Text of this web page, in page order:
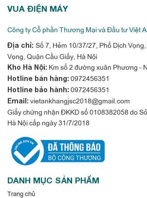
VUA ĐIỆN MÁY
Công ty Cổ phần Thương Mại và Đầu tư Việt
Địa chỉ: Số 7, Hẻm 10/37/27, Phố Dịch
Vọng, Quận Cầu Giấy, Hà Nội
Kho Hà Nội: Km số 2 đường xuân Phương -
Hotline bán hàng: 0972456351
Hotline bảo hành: 0972456351
Email: vietankhangjsc2018@gmail.com
Giấy chứng nhận ĐKKD số 0108382058 do
Hà Nội cấp ngày 31/7/2018
DANH MỤC SẢN PHẨM
Trang chủ